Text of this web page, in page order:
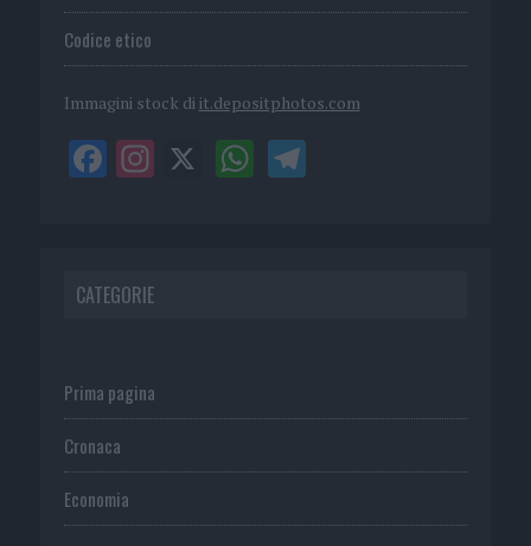
Codice etico
Immagini stock di it.depositphotos.com
CATEGORIE
Prima pagina
Cronaca
Economia